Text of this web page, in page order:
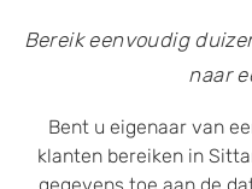
Bereik eenvoudig
naar
Bent u eigenaar van
klanten bereiken in